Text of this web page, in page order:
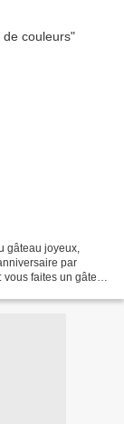
gâteau joyeux,
par
faites un gâteau